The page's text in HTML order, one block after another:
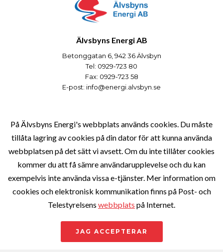
Älvsbyns Energi AB
Betonggatan 6, 942 36 Älvsbyn
Tel: 0929-723 80
Fax: 0929-723 58
E-post: info@energi.alvsbyn.se
Verksamheter
Kundservice
ALLA RÄTTIGHETER RESERVERADE
På Älvsbyns Energi's webbplats används cookies. Du måste
tillåta lagring av cookies på din dator för att kunna använda
webbplatsen på det sätt vi avsett. Om du inte tillåter cookies
kommer du att få sämre användarupplevelse och du kan
exempelvis inte använda vissa e-tjänster. Mer information om
cookies och elektronisk kommunikation finns på Post- och
Telestyrelsens webbplats på Internet.
JAG ACCEPTERAR